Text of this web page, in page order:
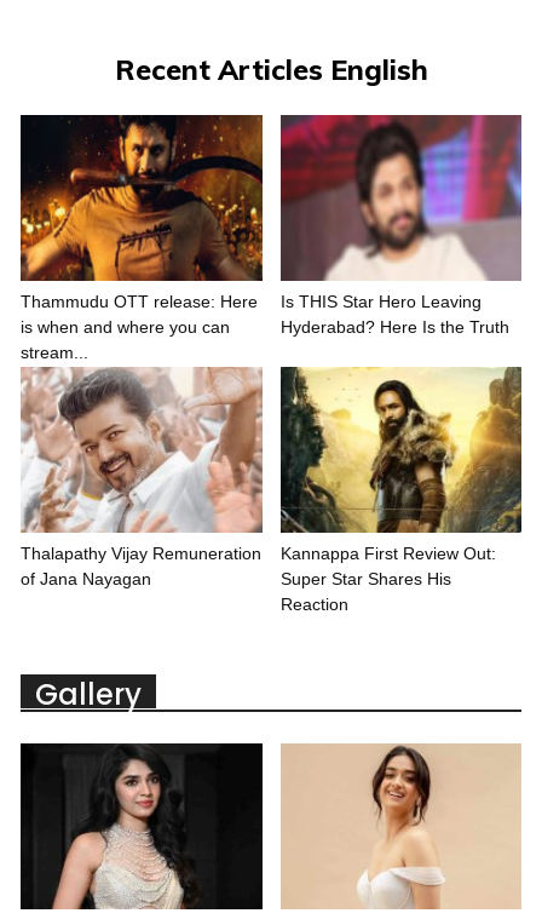
Recent Articles English
Thammudu OTT release: Here
is when and where you can
stream...
Is THIS Star Hero Leaving
Hyderabad? Here Is the Truth
Thalapathy Vijay Remuneration
of Jana Nayagan
Kannappa First Review Out:
Super Star Shares His
Reaction
Gallery